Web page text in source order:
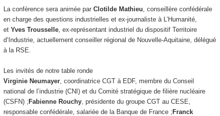
La conférence sera animée par Clotilde Mathieu , conseillère confédérale
en charge des questions industrielles et ex-journaliste à L’Humanité,
et Yves Trousselle, ex-représentant industriel du dispositif Territoire
d’Industrie, actuellement conseiller régional de Nouvelle-Aquitaine, délégué
à la RSE.
Les invités de notre table ronde
Virginie Neumayer, coordinatrice CGT à EDF, membre du Conseil
national de l’industrie (CNI) et du Comité stratégique de filière nucléaire
(CSFN) ;Fabienne Rouchy, présidente du groupe CGT au CESE,
responsable confédérale, salariée de la Banque de France ;Franck